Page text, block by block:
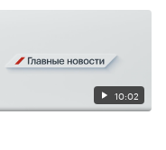
10:02